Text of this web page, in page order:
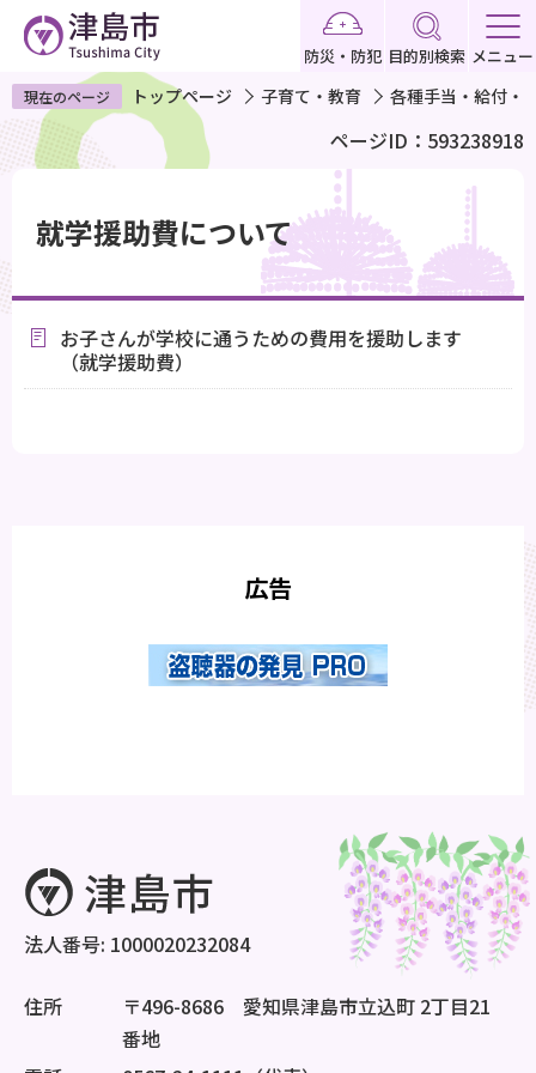
ペ
ー
ジ
の
で
す
防災・防犯 目的別検索 メニュー
現在のページ トップページ 子育て・教育 各種手当・給付・
ページID：593238918
就学援助費について
お子さんが学校に通うための費用を援助します
（就学援助費）
広告
法人番号: 1000020232084
住所
〒496-8686 愛知県津島市立込町 2丁目21
番地